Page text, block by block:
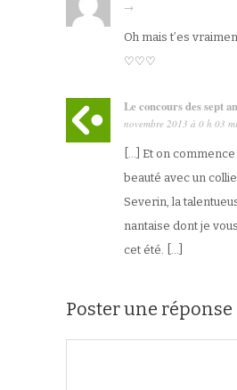
→
Oh mais t’es
♡♡♡
Le concours des sept
novembre 2013 à 0 h 03
[…] Et on
beauté avec un
Severin, la
nantaise dont je
cet été. […]
Poster une réponse